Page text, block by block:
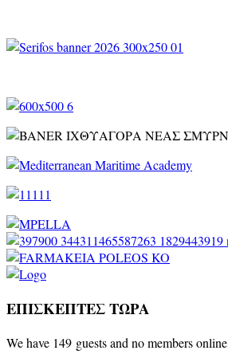
ΕΠΙΣΚΕΠΤΕΣ ΤΩΡΑ
We have 149 guests and no members online